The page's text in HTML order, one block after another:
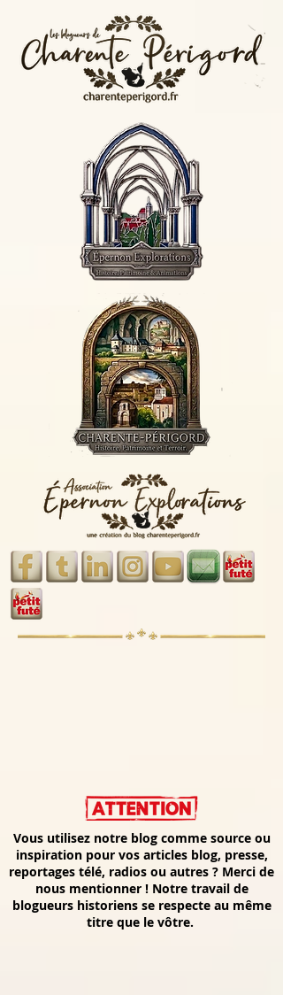
Vous utilisez notre blog comme source ou
inspiration pour vos articles blog, presse,
reportages télé, radios ou autres ? Merci de
nous mentionner ! Notre travail de
blogueurs historiens se respecte au même
titre que le vôtre.